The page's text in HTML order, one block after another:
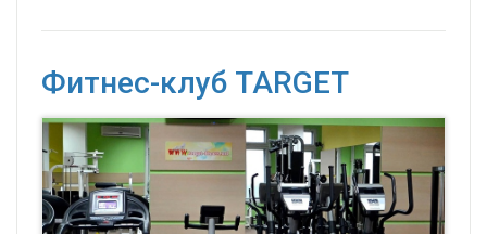
Фитнес-клуб TARGET